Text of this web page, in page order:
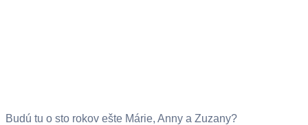
Budú tu o sto rokov ešte Márie, Anny a Zuzany?